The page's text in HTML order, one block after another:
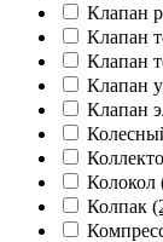
Клапан
Клапан
Клапан
Клапан
Клапан
Колокол
Колпак